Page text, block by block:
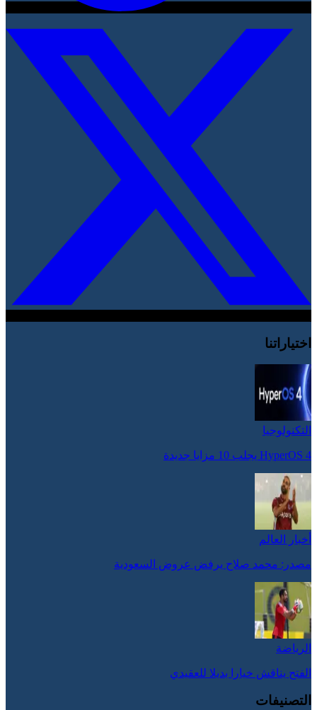
اختياراتنا
التكنولوجيا
HyperOS 4 يجلب 10 مزايا جديدة
أخبار العالم
مصدر: محمد صلاح يرفض عروض السعودية
الرياضة
الفتح يناقش خيارا بديلا للعقيدي
التصنيفات